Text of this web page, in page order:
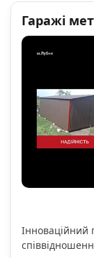
Гаражі
Інноваційний